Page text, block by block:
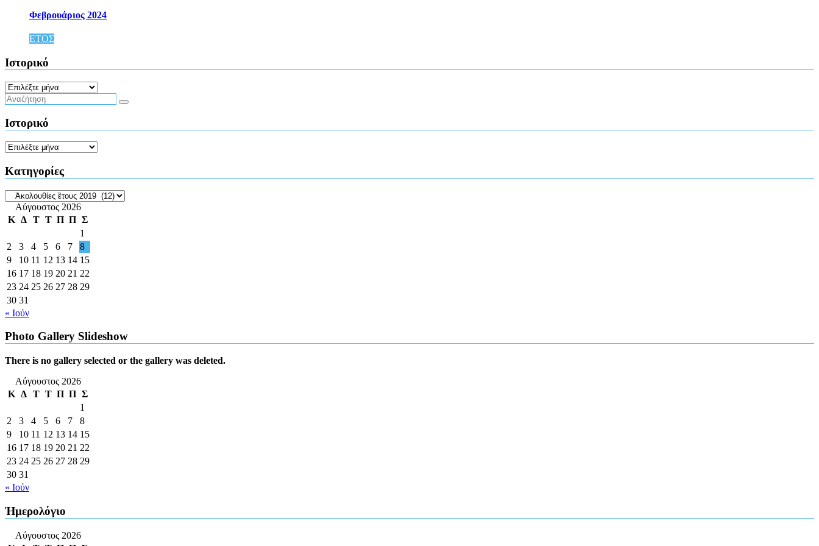
Φεβρουάριος 2024
ΕΤΟΣ
Ιστορικό
Ιστορικό
Ιστορικό
Ιστορικό
Kατηγορίες
Kατηγορίες
Αύγουστος 2026
Κ Δ Τ Τ Π Π Σ
1
2
3 4 5 6 7
8
9
10 11 12 13 14 15
16 17 18 19 20 21 22
23 24 25 26 27 28 29
30 31
« Ιούν
Photo Gallery Slideshow
There is no gallery selected or the gallery was deleted.
Αύγουστος 2026
Κ Δ Τ Τ Π Π Σ
1
2
3 4 5 6 7
8
9
10 11 12 13 14 15
16 17 18 19 20 21 22
23 24 25 26 27 28 29
30 31
« Ιούν
Ἠμερολόγιο
Αύγουστος 2026